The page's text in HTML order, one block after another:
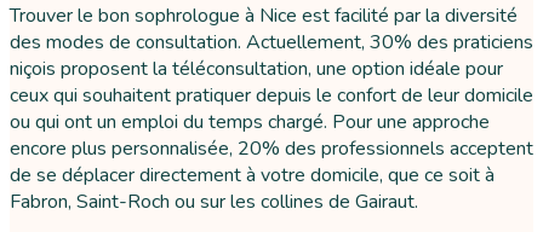
Trouver le bon sophrologue à Nice est facilité par la diversité
des modes de consultation. Actuellement, 30% des praticiens
niçois proposent la téléconsultation, une option idéale pour
ceux qui souhaitent pratiquer depuis le confort de leur domicile
ou qui ont un emploi du temps chargé. Pour une approche
encore plus personnalisée, 20% des professionnels acceptent
de se déplacer directement à votre domicile, que ce soit à
Fabron, Saint-Roch ou sur les collines de Gairaut.